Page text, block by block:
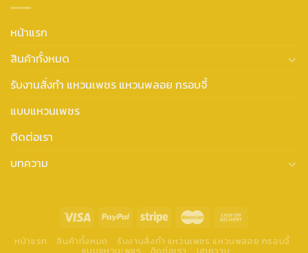
หน้าแรก
สินค้าทั้งหมด
รับงานสั่งทำ แหวนเพชร แหวนพลอย กรอบจี้
แบบแหวนเพชร
ติดต่อเรา
บทความ
หน้าแรก สินค้าทั้งหมด รับงานสั่งทำ แหวนเพชร แหวนพลอย กรอบจี้